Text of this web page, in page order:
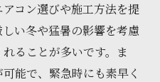
コン選びや施工方法を提
い冬や猛暑の影響を考慮
ることが多いです。ま
能で、緊急時にも素早く